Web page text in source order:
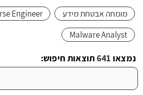
מומחה אבטחת מידע
Engineer
Malware Analyst
נמצאו 641תוצאות חיפוש: